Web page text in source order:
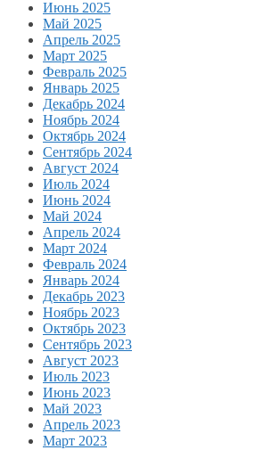
Июнь 2025
Май 2025
Апрель 2025
Март 2025
Февраль 2025
Январь 2025
Декабрь 2024
Ноябрь 2024
Октябрь 2024
Сентябрь 2024
Август 2024
Июль 2024
Июнь 2024
Май 2024
Апрель 2024
Март 2024
Февраль 2024
Январь 2024
Декабрь 2023
Ноябрь 2023
Октябрь 2023
Сентябрь 2023
Август 2023
Июль 2023
Июнь 2023
Май 2023
Апрель 2023
Март 2023